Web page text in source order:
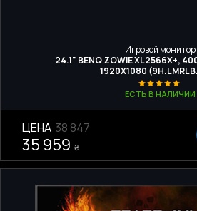
Игровой монитор
24.1" BENQ ZOWIE XL2566X+,
1920Х1080
ЕСТЬ В НАЛИЧИИ
ЦЕНА 38 847
35 959 ₴